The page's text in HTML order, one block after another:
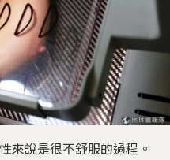
來說是很不舒服的過程。